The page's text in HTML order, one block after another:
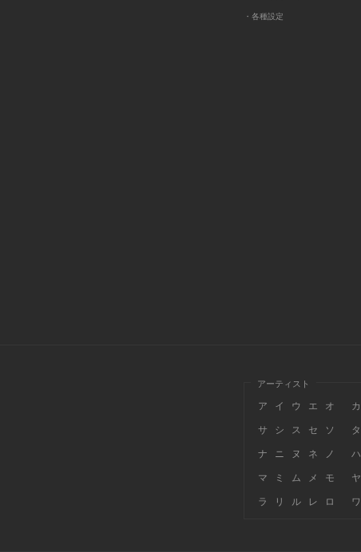
・各種設定
アーティスト
ア イ ウ エ オ カ
サ シ ス セ ソ タ
ナ ニ ヌ ネ ノ ハ
マ ミ ム メ モ ヤ
ラ リ ル レ ロ ワ